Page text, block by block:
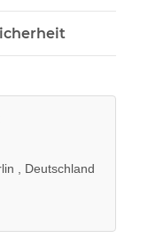
, Deutschland